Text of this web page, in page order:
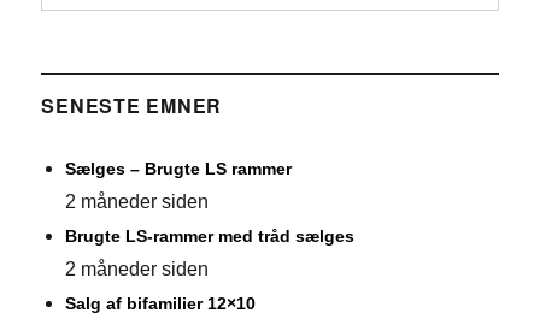
SENESTE EMNER
Sælges – Brugte LS rammer
2 måneder siden
Brugte LS-rammer med tråd sælges
2 måneder siden
Salg af bifamilier 12×10